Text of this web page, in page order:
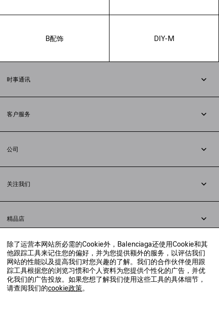
除了运营本网站所必需的Cookie外，Balenciaga还使用Cookie和其
他跟踪工具来记住您的偏好，并为您提供额外的服务，以评估我们
网站的性能以及提高我们对您兴趣的了解。我们的合作伙伴使用跟
踪工具根据您的浏览习惯和个人资料为您提供个性化的广告，并优
化我们的广告投放。如果您想了解我们使用这些工具的具体细节，
请查阅我们的cookie政策。
B配饰 DIY-M
时事通讯
客户服务
配送方式
支付
常见问题解答
公司
法律问题
联合国世界粮食计划署
举报平台
关注我们
小红书
精品店
寻找附近的精品店
实时聊天客服
发送邮件
我们将在24小时内给予回复
联系我们：400-610-6018
© 2020 巴黎世家贸易（上海）有限公司